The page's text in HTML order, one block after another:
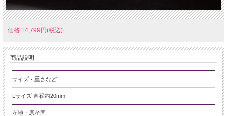
価格:14,799円(税込)
商品説明
サイズ・重さなど
Lサイズ 直径約20mm
産地・原産国